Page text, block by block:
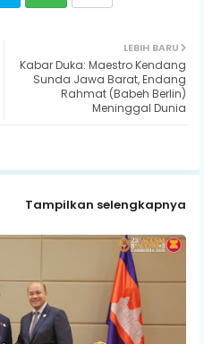
ats
LEBIH BARU
Kabar Duka: Maestro Kendang
Sunda Jawa Barat, Endang
Rahmat (Babeh Berlin)
Meninggal Dunia
Tampilkan selengkapnya